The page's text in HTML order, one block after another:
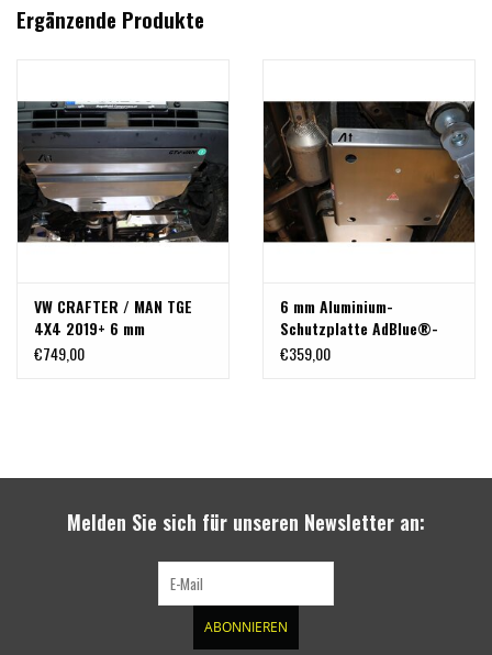
Ergänzende Produkte
VW CRAFTER / MAN TGE
4X4 2019+ 6 mm
Aluminium
€749,00
6 mm Aluminium-
Schutzplatte AdBlue®-
Tank für VW CRAFTER /
€359,00
Melden Sie sich für unseren Newsletter an:
ABONNIEREN